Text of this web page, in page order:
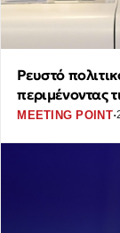
Ρευστό
περιμένοντας
MEETING POINT·